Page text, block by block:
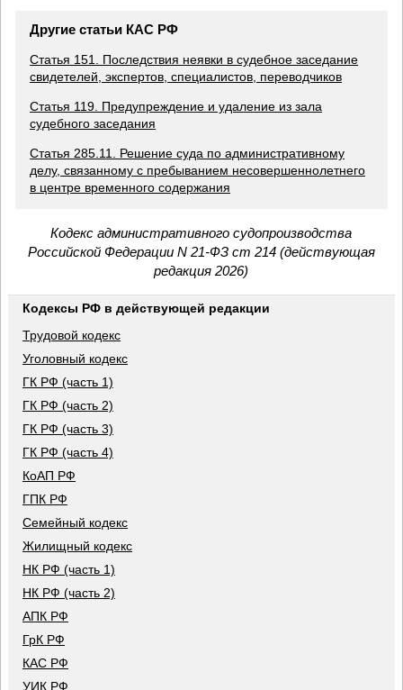
Другие статьи КАС РФ
Статья 151. Последствия неявки в судебное заседание
свидетелей, экспертов, специалистов, переводчиков
Статья 119. Предупреждение и удаление из зала
судебного заседания
Статья 285.11. Решение суда по административному
делу, связанному с пребыванием несовершеннолетнего
в центре временного содержания
Кодекс административного судопроизводства
Российской Федерации N 21-ФЗ ст 214 (действующая
редакция 2026)
Кодексы РФ в действующей редакции
Трудовой кодекс
Уголовный кодекс
ГК РФ (часть 1)
ГК РФ (часть 2)
ГК РФ (часть 3)
ГК РФ (часть 4)
КоАП РФ
ГПК РФ
Семейный кодекс
Жилищный кодекс
НК РФ (часть 1)
НК РФ (часть 2)
АПК РФ
ГрК РФ
КАС РФ
УИК РФ